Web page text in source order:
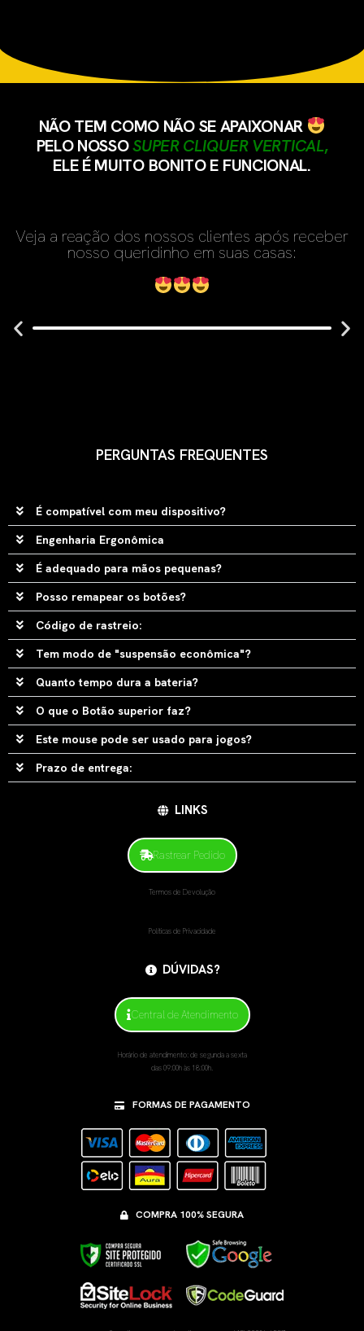
NÃO TEM COMO NÃO SE APAIXONAR
PELO NOSSOSUPER CLIQUER VERTICAL,
ELE É MUITO BONITO E FUNCIONAL.
Veja a reação dos nossos clientes após receber
nosso queridinho em suas casas:
PERGUNTAS FREQUENTES
É compatível com meu dispositivo?
Engenharia Ergonômica
É adequado para mãos pequenas?
Posso remapear os botões?
Código de rastreio:
Tem modo de "suspensão econômica"?
Quanto tempo dura a bateria?
O que o Botão superior faz?
Este mouse pode ser usado para jogos?
Prazo de entrega:
LINKS
Rastrear Pedido
Termos de Devolução
Políticas de Privacidade
DÚVIDAS?
Central de Atendimento
Horário de atendimento: de segunda a sexta
das 09:00h às 18:00h.
FORMAS DE PAGAMENTO
COMPRA 100% SEGURA